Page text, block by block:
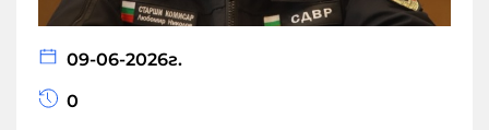
09-06-2026г.
0